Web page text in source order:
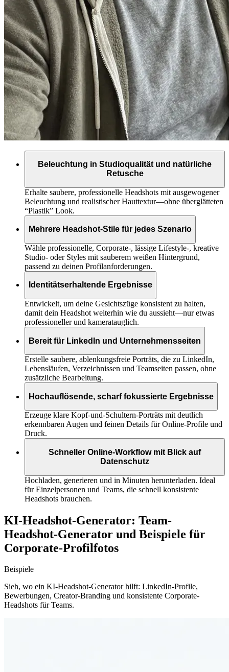
Beleuchtung in Studioqualität und natürliche
Retusche
Erhalte saubere, professionelle Headshots mit ausgewogener
Beleuchtung und realistischer Hauttextur—ohne überglätteten
“Plastik” Look.
Mehrere Headshot-Stile für jedes Szenario
Wähle professionelle, Corporate-, lässige Lifestyle-, kreative
Studio- oder Styles mit sauberem weißen Hintergrund,
passend zu deinen Profilanforderungen.
Identitätserhaltende Ergebnisse
Entwickelt, um deine Gesichtszüge konsistent zu halten,
damit dein Headshot weiterhin wie du aussieht—nur etwas
professioneller und kameratauglich.
Bereit für LinkedIn und Unternehmensseiten
Erstelle saubere, ablenkungsfreie Porträts, die zu LinkedIn,
Lebensläufen, Verzeichnissen und Teamseiten passen, ohne
zusätzliche Bearbeitung.
Hochauflösende, scharf fokussierte Ergebnisse
Erzeuge klare Kopf-und-Schultern-Porträts mit deutlich
erkennbaren Augen und feinen Details für Online-Profile und
Druck.
Schneller Online-Workflow mit Blick auf
Datenschutz
Hochladen, generieren und in Minuten herunterladen. Ideal
für Einzelpersonen und Teams, die schnell konsistente
Headshots brauchen.
KI-Headshot-Generator: Team-
Headshot-Generator und Beispiele für
Corporate-Profilfotos
Beispiele
Sieh, wo ein KI-Headshot-Generator hilft: LinkedIn-Profile,
Bewerbungen, Creator-Branding und konsistente Corporate-
Headshots für Teams.